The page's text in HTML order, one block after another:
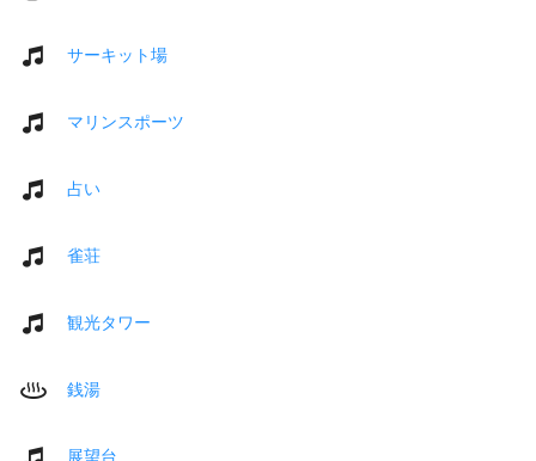
サーキット場
マリンスポーツ
占い
雀荘
観光タワー
銭湯
展望台